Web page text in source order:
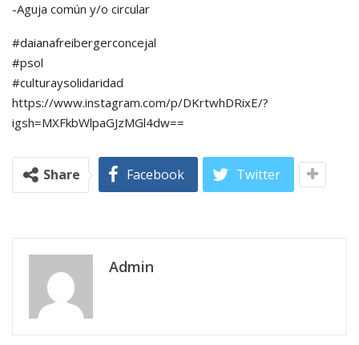
-Aguja común y/o circular
#daianafreibergerconcejal
#psol
#culturaysolidaridad
https://www.instagram.com/p/DKrtwhDRixE/?
igsh=MXFkbWlpaGJzMGl4dw==
Share Facebook Twitter
Admin